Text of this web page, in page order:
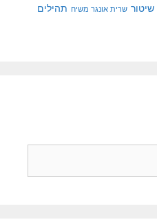
שיטור שרית אונגר משיח תהילים